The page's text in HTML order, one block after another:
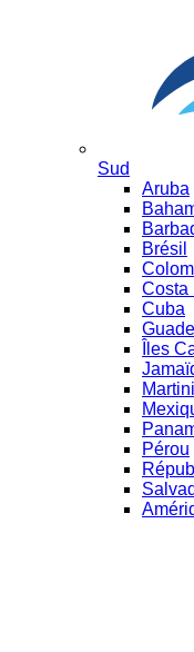
Sud
Aruba
Brésil
Costa
Cuba
Îles
Pérou